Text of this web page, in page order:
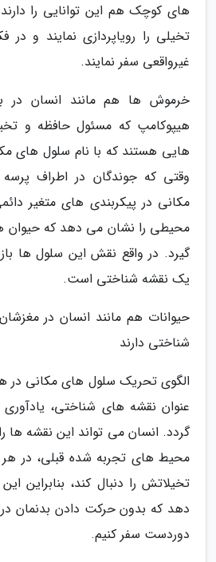
های کوچک هم این توانایی را
تخیلی را رویاپردازی نمایند و
غیرواقعی سفر نمایند.
خرموش ها هم مانند انسان در
هیپوکامپ که مسئول حافظه و
هایی هستند که با نام سلول های
وقتی که جوندگان در اطراف
مکانی در پیکربندی های متغیر
محیطی را نشان می دهد که حیوان
گیرد. در واقع نقش این سلول ها
یک نقشه شناختی است.
حیوانات هم مانند انسان در
شناختی دارند
الگوی تحریک سلول های مکانی در
عنوان نقشه های شناختی،
گردد. انسان می تواند این نقشه ها
محیط های تجربه شده قبلی، در
تخیلاتش را دنبال کند، بنابراین
دهد که بدون حرکت دادن بدنمان
دوردست سفر کنیم.